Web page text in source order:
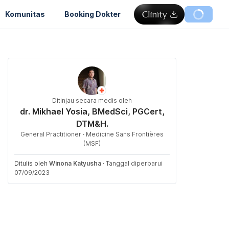
Komunitas Booking Dokter
Ditinjau secara medis oleh
dr. Mikhael Yosia, BMedSci, PGCert,
DTM&H.
General Practitioner · Medicine Sans Frontières
(MSF)
Ditulis oleh Winona Katyusha · Tanggal diperbarui
07/09/2023